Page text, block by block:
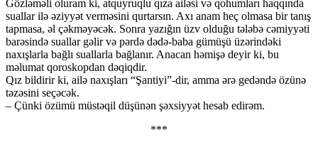
Gözləməli oluram ki, atquyruqlu qıza ailəsi və qohumları haqqında
suallar ilə əziyyət verməsini qurtarsın. Axı anam heç olmasa bir tanış
tapmasa, əl çəkməyəcək. Sonra yazığın üzv olduğu tələbə cəmiyyəti
barəsində suallar gəlir və pərdə dədə-baba gümüşü üzərindəki
naxışlarla bağlı suallarla bağlanır. Anacan həmişə deyir ki, bu
məlumat qoroskopdan dəqiqdir.
Qız bildirir ki, ailə naxışları “Şantiyi”-dir, amma ərə gedəndə özünə
təzəsini seçəcək.
– Çünki özümü müstəqil düşünən şəxsiyyət hesab edirəm.
***